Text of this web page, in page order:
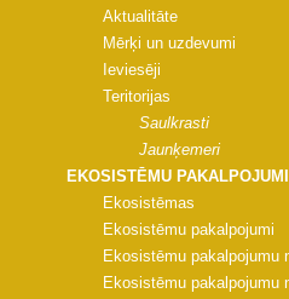
Aktualitāte
Mērķi un uzdevumi
Ieviesēji
Teritorijas
Saulkrasti
Jaunķemeri
EKOSISTĒMU PAKALPOJUMI
Ekosistēmas
Ekosistēmu pakalpojumi
Ekosistēmu pakalpojumu
Ekosistēmu pakalpojumu